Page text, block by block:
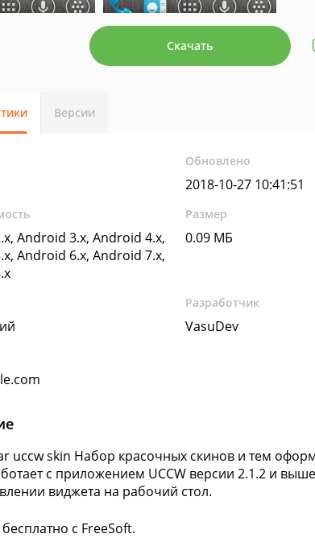
Скачать
Версии
Обновлено
2018-10-27 10:41:51
Android 3.x, Android 4.x,
Android 6.x, Android 7.x,
Размер
0.09 МБ
Разработчик
VasuDev
uccw skin Набор красочных скинов и тем
с приложением UCCW версии 2.1.2 и
виджета на рабочий стол.
с FreeSoft.